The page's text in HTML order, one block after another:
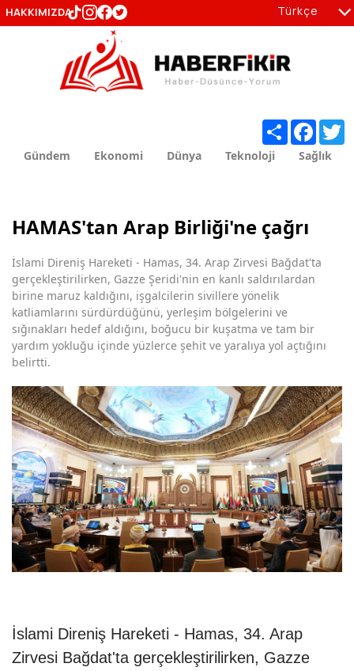
Gündem Ekonomi Dünya Teknoloji Sağlık
HAMAS'tan Arap Birliği'ne çağrı
İslami Direniş Hareketi - Hamas, 34. Arap Zirvesi Bağdat'ta
gerçekleştirilirken, Gazze Şeridi'nin en kanlı saldırılardan
birine maruz kaldığını, işgalcilerin sivillere yönelik
katliamlarını sürdürdüğünü, yerleşim bölgelerini ve
sığınakları hedef aldığını, boğucu bir kuşatma ve tam bir
yardım yokluğu içinde yüzlerce şehit ve yaralıya yol açtığını
belirtti.
İslami Direniş Hareketi - Hamas, 34. Arap
Zirvesi Bağdat'ta gerçekleştirilirken, Gazze
Share
Türkçe
en
HAKKIMIZDA